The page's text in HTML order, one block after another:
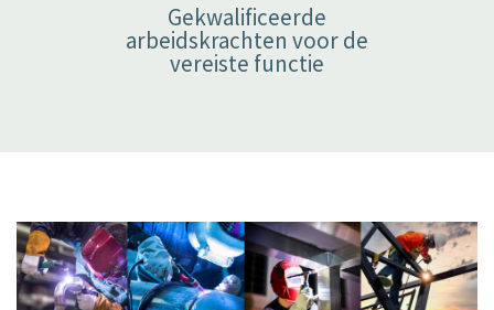
Gekwalificeerde
arbeidskrachten voor de
vereiste functie